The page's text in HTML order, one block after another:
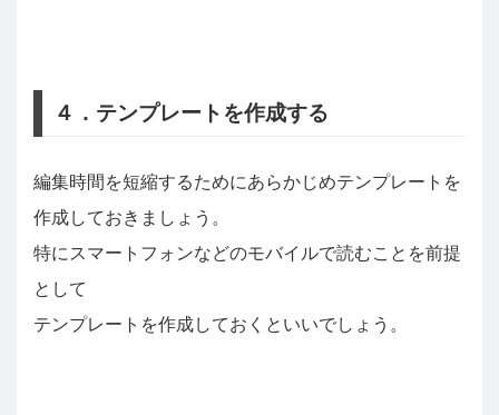
４．テンプレートを作成する
編集時間を短縮するためにあらかじめテンプレートを
作成しておきましょう。
特にスマートフォンなどのモバイルで読むことを前提
として
テンプレートを作成しておくといいでしょう。